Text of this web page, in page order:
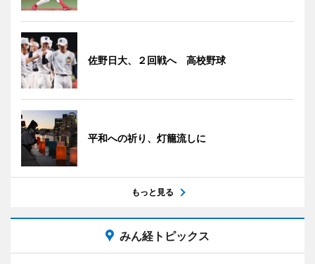
佐野日大、２回戦へ 高校野球
平和への祈り、灯籠流しに
もっと見る
みん経トピックス